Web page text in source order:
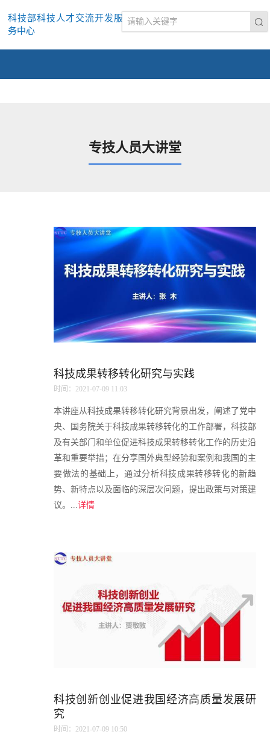
科技部科技人才交流开发服
务中心
专技人员大讲堂
科技成果转移转化研究与实践
时间：2021-07-09 11:03
本讲座从科技成果转移转化研究背景出发，阐述了党中
央、国务院关于科技成果转移转化的工作部署，科技部
及有关部门和单位促进科技成果转移转化工作的历史沿
革和重要举措；在分享国外典型经验和案例和我国的主
要做法的基础上，通过分析科技成果转移转化的新趋
势、新特点以及面临的深层次问题，提出政策与对策建
议。...详情
科技创新创业促进我国经济高质量发展研
究
时间：2021-07-09 10:50